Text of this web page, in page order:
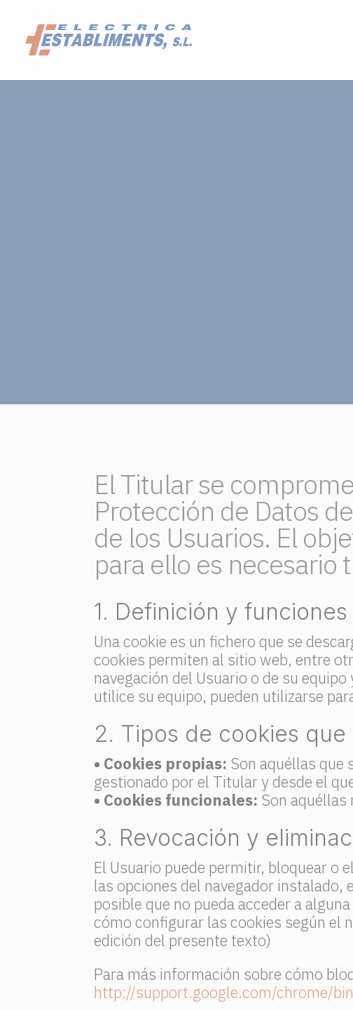
El Titular se
Protección de Datos
de los Usuarios. El
para ello es necesario
1. Definición y
Una cookie es un fichero que se
cookies permiten al sitio web, entre
navegación del Usuario o de su
utilice su equipo, pueden utilizarse
2. Tipos de cookies
• Cookies propias: Son aquéllas que
gestionado por el Titular y desde el
• Cookies funcionales: Son
3. Revocación y
El Usuario puede permitir, bloquear o
las opciones del navegador instalado,
posible que no pueda acceder a
cómo configurar las cookies según el
edición del presente texto)
Para más información sobre cómo
http://support.google.com/chrome/